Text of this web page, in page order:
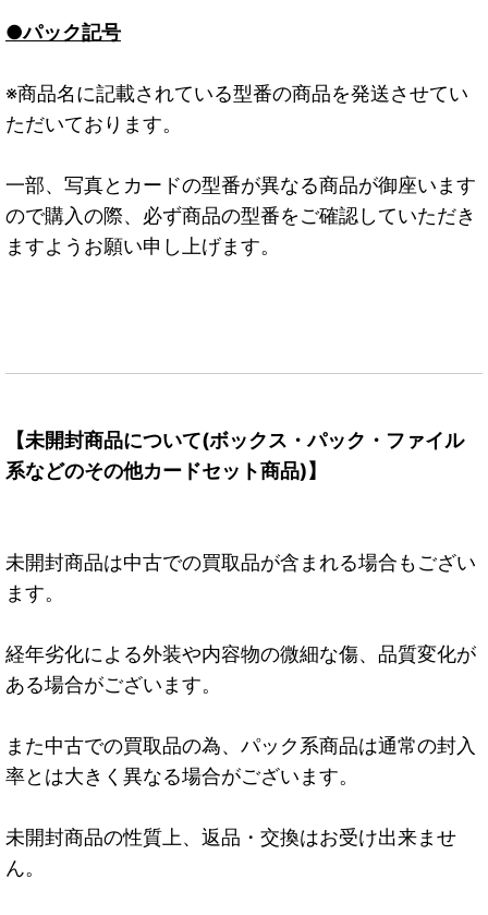
●パック記号
※商品名に記載されている型番の商品を発送させてい
ただいております。
一部、写真とカードの型番が異なる商品が御座います
ので購入の際、必ず商品の型番をご確認していただき
ますようお願い申し上げます。
【未開封商品について(ボックス・パック・ファイル
系などのその他カードセット商品)】
未開封商品は中古での買取品が含まれる場合もござい
ます。
経年劣化による外装や内容物の微細な傷、品質変化が
ある場合がございます。
また中古での買取品の為、パック系商品は通常の封入
率とは大きく異なる場合がございます。
未開封商品の性質上、返品・交換はお受け出来ませ
ん。